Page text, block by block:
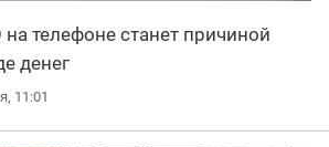
телефоне станет причиной
денег
11:01